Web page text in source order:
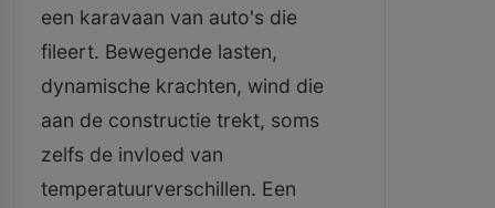
een karavaan van auto's die
fileert. Bewegende lasten,
dynamische krachten, wind die
aan de constructie trekt, soms
zelfs de invloed van
temperatuurverschillen. Een